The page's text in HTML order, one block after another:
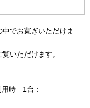
xt
でお寛ぎいただけま
いただけます。
用時 1台：